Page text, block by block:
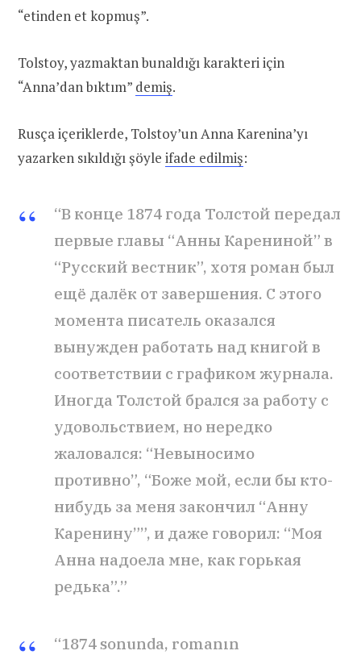
“etinden et kopmuş”.
Tolstoy, yazmaktan bunaldığı karakteri için
“Anna’dan bıktım” demiş.
Rusça içeriklerde, Tolstoy’un Anna Karenina’yı
yazarken sıkıldığı şöyle ifade edilmiş:
“В конце 1874 года Толстой передал
первые главы “Анны Карениной” в
“Русский вестник”, хотя роман был
ещё далёк от завершения. С этого
момента писатель оказался
вынужден работать над книгой в
соответствии с графиком журнала.
Иногда Толстой брался за работу с
удовольствием, но нередко
жаловался: “Невыносимо
противно”, “Боже мой, если бы кто-
нибудь за меня закончил “Анну
Каренину””, и даже говорил: “Моя
Анна надоела мне, как горькая
редька”.”
“1874 sonunda, romanın